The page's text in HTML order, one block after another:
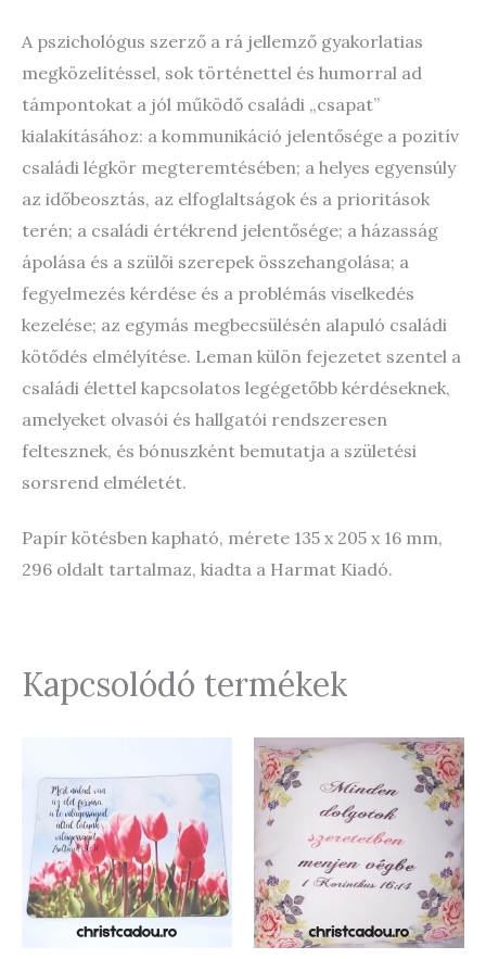
A pszichológus szerző a rá jellemző gyakorlatias
megközelítéssel, sok történettel és humorral ad
támpontokat a jól működő családi „csapat”
kialakításához: a kommunikáció jelentősége a pozitív
családi légkör megteremtésében; a helyes egyensúly
az időbeosztás, az elfoglaltságok és a prioritások
terén; a családi értékrend jelentősége; a házasság
ápolása és a szülői szerepek összehangolása; a
fegyelmezés kérdése és a problémás viselkedés
kezelése; az egymás megbecsülésén alapuló családi
kötődés elmélyítése. Leman külön fejezetet szentel a
családi élettel kapcsolatos legégetőbb kérdéseknek,
amelyeket olvasói és hallgatói rendszeresen
feltesznek, és bónuszként bemutatja a születési
sorsrend elméletét.
Papír kötésben kapható, mérete 135 x 205 x 16 mm,
296 oldalt tartalmaz, kiadta a Harmat Kiadó.
Kapcsolódó termékek